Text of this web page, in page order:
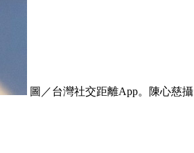
圖／台灣社交距離App。陳心慈攝